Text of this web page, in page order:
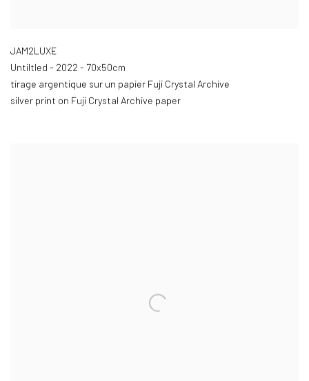
JAM2LUXE
Untiltled - 2022 - 70x50cm
tirage argentique sur un papier Fuji Crystal Archive
silver print on Fuji Crystal Archive paper